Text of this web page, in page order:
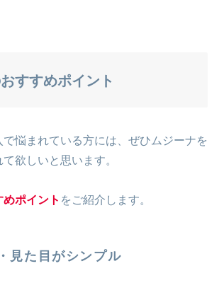
すすめポイント
悩まれている方には、ぜひムジーナを
欲しいと思います。
めポイント をご紹介します。
見た目がシンプル